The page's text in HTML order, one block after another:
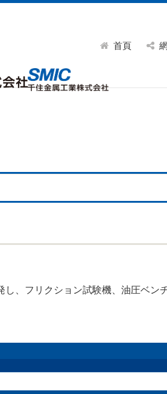
首頁
、フリクション試験機、油圧ベン